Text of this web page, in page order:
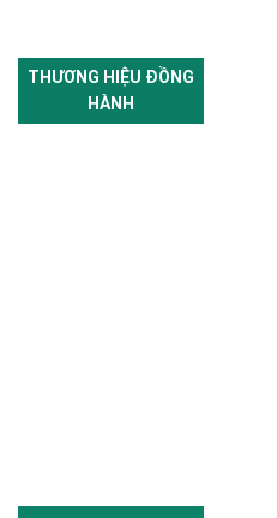
THƯƠNG HIỆU ĐỒNG
HÀNH